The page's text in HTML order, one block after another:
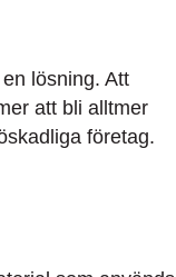
lösning. Att
att bli alltmer
företag.